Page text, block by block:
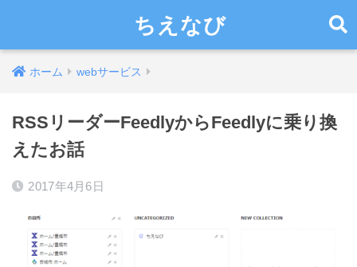
ちえなび
ホーム webサービス
RSSリーダーFeedlyからFeedlyに乗り換
えたお話
2017年4月6日